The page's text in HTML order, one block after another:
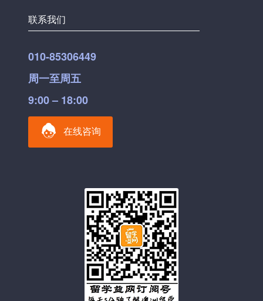
联系我们
010-85306449
周一至周五
9:00 – 18:00
在线咨询